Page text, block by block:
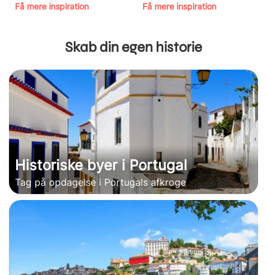
Få mere inspiration Få mere inspiration
Skab din egen historie
Historiske byer i Portugal
Tag på opdagelse i Portugals afkroge